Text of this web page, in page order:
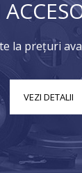
la prețuri
VEZI DETALII